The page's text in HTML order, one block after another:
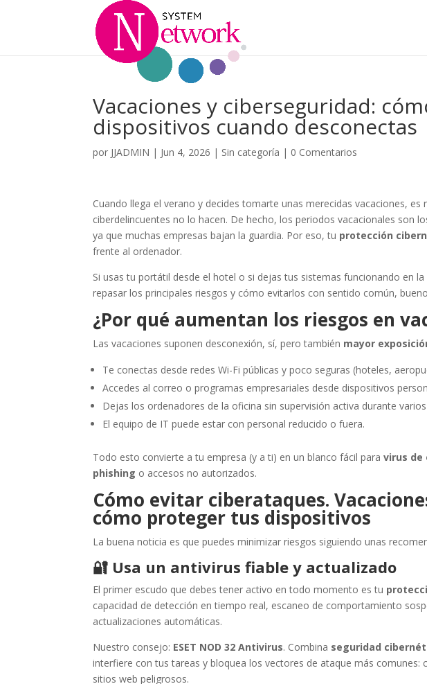
Vacaciones y ciberseguridad:
dispositivos cuando desconectas
por JJADMIN | Jun 4, 2026 | Sin categoría | 0 Comentarios
Cuando llega el verano y decides tomarte unas merecidas vacaciones,
ciberdelincuentes no lo hacen. De hecho, los periodos vacacionales son
ya que muchas empresas bajan la guardia. Por eso, tu protección
frente al ordenador.
Si usas tu portátil desde el hotel o si dejas tus sistemas funcionando en
repasar los principales riesgos y cómo evitarlos con sentido común,
¿Por qué aumentan los riesgos en
Las vacaciones suponen desconexión, sí, pero también mayor
Te conectas desde redes Wi-Fi públicas y poco seguras (hoteles,
Accedes al correo o programas empresariales desde dispositivos
Dejas los ordenadores de la oficina sin supervisión activa durante
El equipo de IT puede estar con personal reducido o fuera.
Todo esto convierte a tu empresa (y a ti) en un blanco fácil paravirus de
phishing o accesos no autorizados.
Cómo evitar ciberataques.
cómo proteger tus dispositivos
La buena noticia es que puedes minimizar riesgos siguiendo unas
🔐 Usa un antivirus fiable y actualizado
El primer escudo que debes tener activo en todo momento es tu
capacidad de detección en tiempo real, escaneo de comportamiento
actualizaciones automáticas.
Nuestro consejo: ESET NOD 32 Antivirus. Combina seguridad
interfiere con tus tareas y bloquea los vectores de ataque más
sitios web peligrosos.